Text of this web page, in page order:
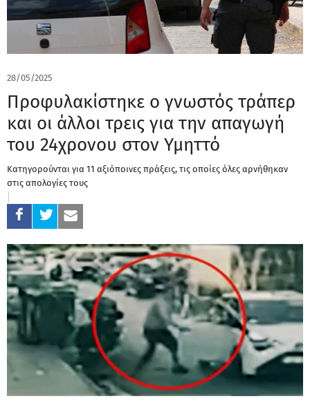
28/05/2025
Προφυλακίστηκε ο γνωστός τράπερ
και οι άλλοι τρεις για την απαγωγή
του 24χρονου στον Υμηττό
Κατηγορούνται για 11 αξιόποινες πράξεις, τις οποίες όλες αρνήθηκαν
στις απολογίες τους